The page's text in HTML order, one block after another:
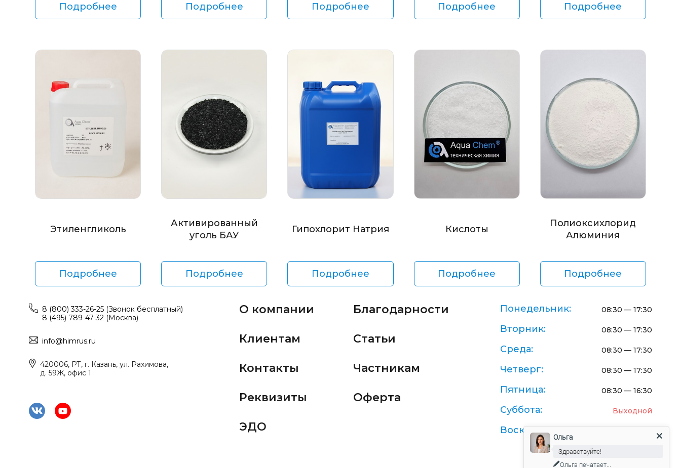
Подробнее Подробнее Подробнее Подробнее Подробнее
Этиленгликоль
Подробнее
Активированный
уголь БАУ
Подробнее
Гипохлорит Натрия
Подробнее
Кислоты
Подробнее
Полиоксихлорид
Алюминия
Подробнее
8 (800) 333-26-25 (Звонок бесплатный)
8 (495) 789-47-32 (Москва)
info@himrus.ru
420006, РТ, г. Казань, ул. Рахимова,
д. 59Ж, офис 1
О компании
Клиентам
Контакты
Реквизиты
ЭДО
Благодарности
Статьи
Частникам
Оферта
Понедельник: 08:30 — 17:30
Вторник: 08:30 — 17:30
Среда: 08:30 — 17:30
Четверг: 08:30 — 17:30
Пятница: 08:30 — 16:30
Суббота: Выходной
Воскресенье:
Ольга
Здравствуйте!
Ольга печатает...